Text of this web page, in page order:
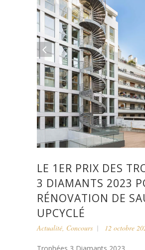
LE 1ER PRIX DES
3 DIAMANTS 2023
RÉNOVATION DE
UPCYCLÉ
Actualité
Trophées 3 Diamants 2023 ...